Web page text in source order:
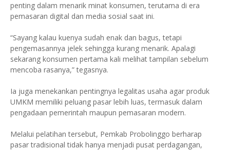
penting dalam menarik minat konsumen, terutama di era
pemasaran digital dan media sosial saat ini.
“Sayang kalau kuenya sudah enak dan bagus, tetapi
pengemasannya jelek sehingga kurang menarik. Apalagi
sekarang konsumen pertama kali melihat tampilan sebelum
mencoba rasanya,” tegasnya.
Ia juga menekankan pentingnya legalitas usaha agar produk
UMKM memiliki peluang pasar lebih luas, termasuk dalam
pengadaan pemerintah maupun pemasaran modern.
Melalui pelatihan tersebut, Pemkab Probolinggo berharap
pasar tradisional tidak hanya menjadi pusat perdagangan,